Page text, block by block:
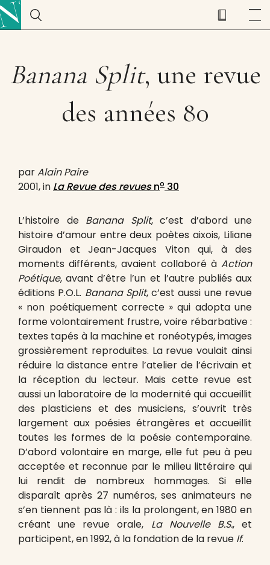
Banana Split, une revue
des années 80
parAlain Paire
2001, in La Revue des revuesno 30
L’histoire de Banana Split, c’est d’abord une
histoire d’amour entre deux poètes aixois, Liliane
Giraudon et Jean-Jacques Viton qui, à des
moments différents, avaient collaboré à Action
Poétique, avant d’être l’un et l’autre publiés aux
éditions P.O.L. Banana Split, c’est aussi une revue
« non poétiquement correcte » qui adopta une
forme volontairement frustre, voire rébarbative :
textes tapés à la machine et ronéotypés, images
grossièrement reproduites. La revue voulait ainsi
réduire la distance entre l’atelier de l’écrivain et
la réception du lecteur. Mais cette revue est
aussi un laboratoire de la modernité qui accueillit
des plasticiens et des musiciens, s’ouvrit très
largement aux poésies étrangères et accueillit
toutes les formes de la poésie contemporaine.
D’abord volontaire en marge, elle fut peu à peu
acceptée et reconnue par le milieu littéraire qui
lui rendit de nombreux hommages. Si elle
disparaît après 27 numéros, ses animateurs ne
s’en tiennent pas là : ils la prolongent, en 1980 en
créant une revue orale, La Nouvelle B.S., et
participent, en 1992, à la fondation de la revue If.